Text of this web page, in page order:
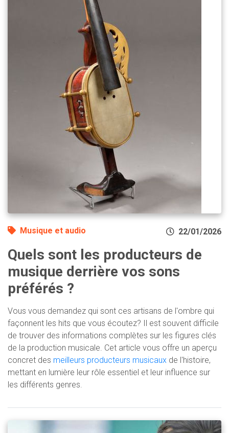
Musique et audio 22/01/2026
Quels sont les producteurs de
musique derrière vos sons
préférés ?
Vous vous demandez qui sont ces artisans de l'ombre qui
façonnent les hits que vous écoutez? Il est souvent difficile
de trouver des informations complètes sur les figures clés
de la production musicale. Cet article vous offre un aperçu
concret des meilleurs producteurs musicaux de l'histoire,
mettant en lumière leur rôle essentiel et leur influence sur
les différents genres.